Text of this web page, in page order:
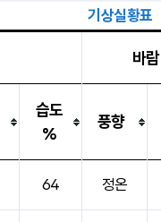
기상실황표
바람
습도
%
풍향
64 정온